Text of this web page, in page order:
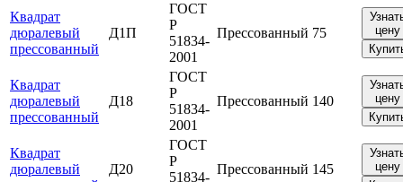
Квадрат
дюралевый
прессованный
Д1П
ГОСТ
Р
51834-
2001
Прессованный 75
цену
Квадрат
дюралевый
прессованный
Д18
ГОСТ
Р
51834-
2001
Прессованный 140
цену
Квадрат
дюралевый
Д20
ГОСТ
Р
51834-
Прессованный 145
цену